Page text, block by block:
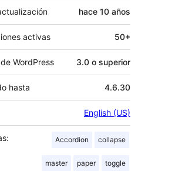
hace 10 años
activas 50+
WordPress 3.0 o superior
hasta 4.6.30
English (US)
Accordion collapse
master paper toggle